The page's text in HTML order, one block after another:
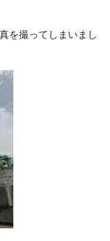
を撮ってしまいまし